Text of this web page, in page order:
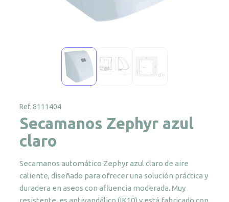
Ref. 8111404
Secamanos Zephyr azul
claro
Secamanos automático Zephyr azul claro de aire
caliente, diseñado para ofrecer una solución práctica y
duradera en aseos con afluencia moderada. Muy
resistente, es antivandálico (IK10) y está fabricado con